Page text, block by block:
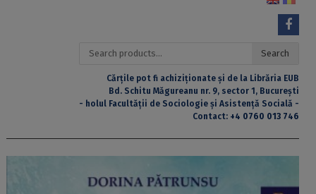
Search
Search
Cărțile pot fi achiziționate și de la Librăria EUB
Bd. Schitu Măgureanu nr. 9, sector 1, București
- holul Facultății de Sociologie și Asistență Socială -
Contact: +4 0760 013 746